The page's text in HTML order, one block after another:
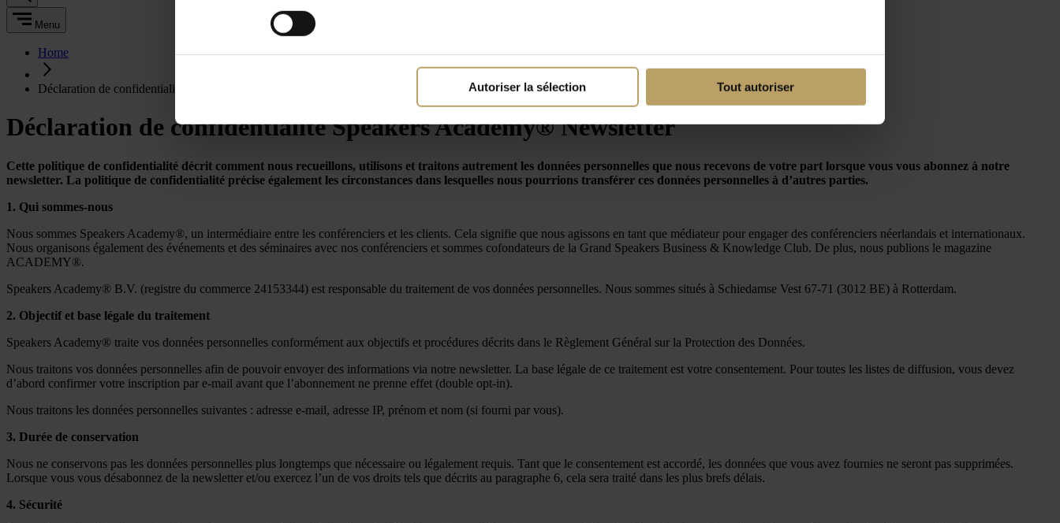
Autoriser la sélection Tout autoriser
Menu
Home
Déclaration de confidentialité Speakers Academy® Newsletter
Déclaration de confidentialité Speakers Academy® Newsletter
Cette politique de confidentialité décrit comment nous recueillons, utilisons et traitons autrement les données personnelles que nous recevons de votre part lorsque vous vous abonnez à notre
newsletter. La politique de confidentialité précise également les circonstances dans lesquelles nous pourrions transférer ces données personnelles à d’autres parties.
1. Qui sommes-nous
Nous sommes Speakers Academy®, un intermédiaire entre les conférenciers et les clients. Cela signifie que nous agissons en tant que médiateur pour engager des conférenciers néerlandais et internationaux.
Nous organisons également des événements et des séminaires avec nos conférenciers et sommes cofondateurs de la Grand Speakers Business & Knowledge Club. De plus, nous publions le magazine
ACADEMY®.
Speakers Academy® B.V. (registre du commerce 24153344) est responsable du traitement de vos données personnelles. Nous sommes situés à Schiedamse Vest 67-71 (3012 BE) à Rotterdam.
2. Objectif et base légale du traitement
Speakers Academy® traite vos données personnelles conformément aux objectifs et procédures décrits dans le Règlement Général sur la Protection des Données.
Nous traitons vos données personnelles afin de pouvoir envoyer des informations via notre newsletter. La base légale de ce traitement est votre consentement. Pour toutes les listes de diffusion, vous devez
d’abord confirmer votre inscription par e-mail avant que l’abonnement ne prenne effet (double opt-in).
Nous traitons les données personnelles suivantes : adresse e-mail, adresse IP, prénom et nom (si fourni par vous).
3. Durée de conservation
Nous ne conservons pas les données personnelles plus longtemps que nécessaire ou légalement requis. Tant que le consentement est accordé, les données que vous avez fournies ne seront pas supprimées.
Lorsque vous vous désabonnez de la newsletter et/ou exercez l’un de vos droits tels que décrits au paragraphe 6, cela sera traité dans les plus brefs délais.
4. Sécurité